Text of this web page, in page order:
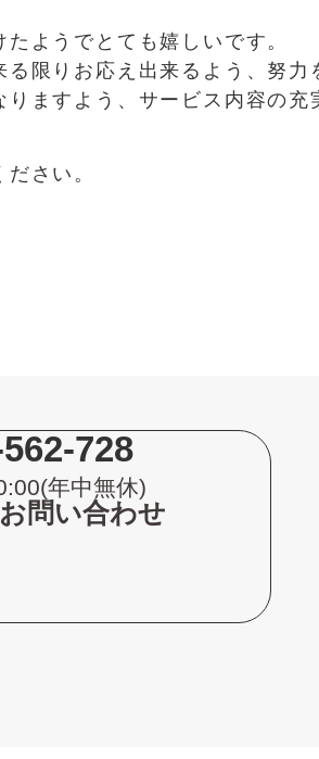
ようでとても嬉しいです。
限りお応え出来るよう、努力
ますよう、サービス内容の充
さい。
728
年中無休)
問い合わせ